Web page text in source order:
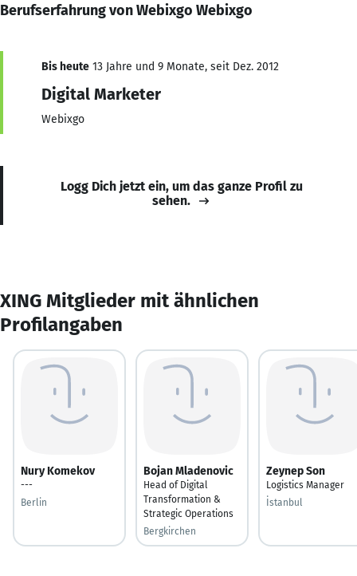
Berufserfahrung von Webixgo Webixgo
Bis heute 13 Jahre und 9 Monate, seit Dez. 2012
Digital Marketer
Webixgo
Logg Dich jetzt ein, um das ganze Profil zu
sehen.
XING Mitglieder mit ähnlichen
Profilangaben
Nury Komekov
---
Berlin
Bojan Mladenovic
Head of Digital
Transformation &
Strategic Operations
Bergkirchen
Zeynep Son
Logistics Manager
İstanbul